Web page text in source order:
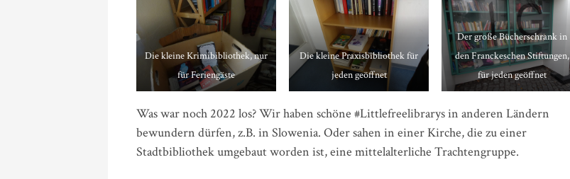
Die kleine Krimibibliothek, nur
für Feriengäste
Die kleine Praxisbibliothek für
jeden geöffnet
Der große Bücherschrank in
den Franckeschen Stiftungen,
für jeden geöffnet
Was war noch 2022 los? Wir haben schöne #Littlefreelibrarys in anderen Ländern
bewundern dürfen, z.B. in Slowenia. Oder sahen in einer Kirche, die zu einer
Stadtbibliothek umgebaut worden ist, eine mittelalterliche Trachtengruppe.